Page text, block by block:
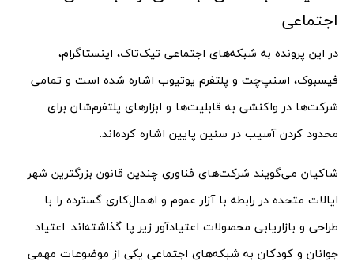
اجتماعی
در این پرونده به شبکه‌های اجتماعی تیک‌تاک، اینستاگرام،
فیسبوک، اسنپ‌چت و پلتفرم یوتیوب اشاره شده است و تمامی
شرکت‌ها در واکنشی به قابلیت‌ها و ابزارهای پلتفرم‌شان برای
محدود کردن آسیب در سنین پایین اشاره کرده‌اند.
شاکیان می‌گویند شرکت‌های فناوری چندین قانون بزرگترین شهر
ایالات متحده در رابطه با آزار عموم و اهمال‌کاری گسترده را با
طراحی و بازاریابی محصولات اعتیادآور زیر پا گذاشته‌اند. اعتیاد
جوانان و کودکان به شبکه‌های اجتماعی یکی از موضوعات مهمی